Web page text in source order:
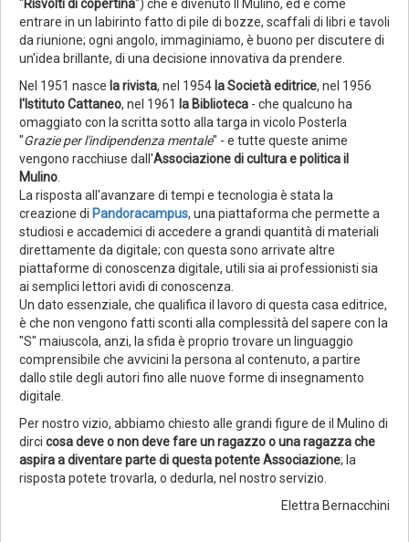
"Risvolti di copertina") che è divenuto Il Mulino, ed è come
entrare in un labirinto fatto di pile di bozze, scaffali di libri e tavoli
da riunione; ogni angolo, immaginiamo, è buono per discutere di
un'idea brillante, di una decisione innovativa da prendere.
Nel 1951 nasce la rivista, nel 1954 la Società editrice, nel 1956
l'Istituto Cattaneo, nel 1961 la Biblioteca - che qualcuno ha
omaggiato con la scritta sotto alla targa in vicolo Posterla
"Grazie per l'indipendenza mentale" - e tutte queste anime
vengono racchiuse dall'Associazione di cultura e politica il
Mulino.
La risposta all'avanzare di tempi e tecnologia è stata la
creazione di Pandoracampus, una piattaforma che permette a
studiosi e accademici di accedere a grandi quantità di materiali
direttamente da digitale; con questa sono arrivate altre
piattaforme di conoscenza digitale, utili sia ai professionisti sia
ai semplici lettori avidi di conoscenza.
Un dato essenziale, che qualifica il lavoro di questa casa editrice,
è che non vengono fatti sconti alla complessità del sapere con la
"S" maiuscola, anzi, la sfida è proprio trovare un linguaggio
comprensibile che avvicini la persona al contenuto, a partire
dallo stile degli autori fino alle nuove forme di insegnamento
digitale.
Per nostro vizio, abbiamo chiesto alle grandi figure de il Mulino di
dirci cosa deve o non deve fare un ragazzo o una ragazza che
aspira a diventare parte di questa potente Associazione; la
risposta potete trovarla, o dedurla, nel nostro servizio.
Elettra Bernacchini